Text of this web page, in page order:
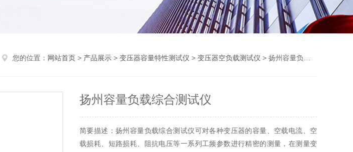
您的位置： 网站首页 > 产品展示 > 变压器容量特性测试仪 > 变压器空负载测试仪 > 扬州容量负载综合测试仪
扬州容量负载综合测试仪
简要描述：扬州容量负载综合测试仪可对各种变压器的容量、空载电流、空
载损耗、短路损耗、阻抗电压等一系列工频参数进行精密的测量，在测量变